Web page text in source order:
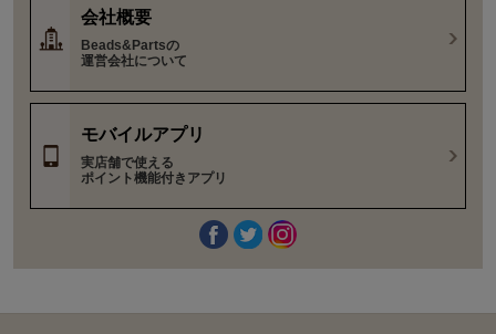
会社概要
Beads&Partsの
運営会社について
モバイルアプリ
実店舗で使える
ポイント機能付きアプリ